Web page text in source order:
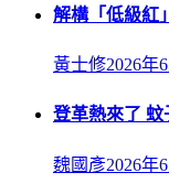
解構「低級紅
黃士修2026年
登革熱來了
魏國彥2026年